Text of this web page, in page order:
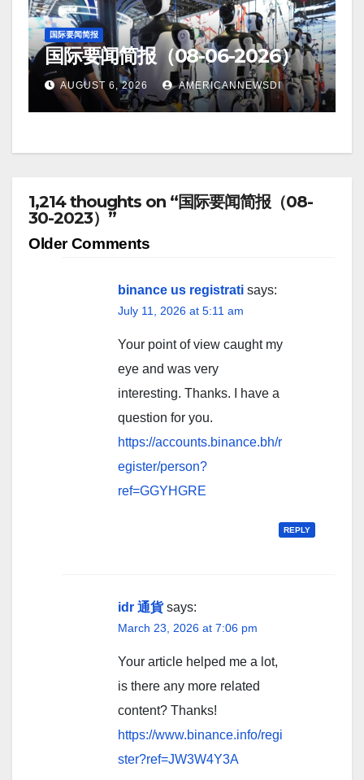
国际要闻简报
国际要闻简报（08-06-2026）
AUGUST 6, 2026 AMERICANNEWSDI
1,214 thoughts on “国际要闻简报（08-
30-2023）”
Comment
Older Comments
binance us registrati says:
July 11, 2026 at 5:11 am
Your point of view caught my
eye and was very
interesting. Thanks. I have a
question for you.
https://accounts.binance.bh/r
egister/person?
ref=GGYHGRE
REPLY
idr 通貨 says:
March 23, 2026 at 7:06 pm
Your article helped me a lot,
is there any more related
content? Thanks!
https://www.binance.info/regi
ster?ref=JW3W4Y3A